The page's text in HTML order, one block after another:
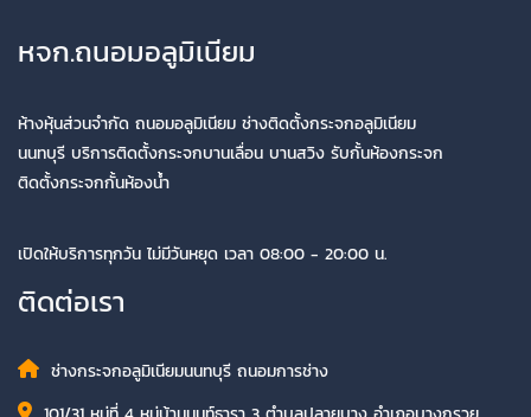
หจก.ถนอมอลูมิเนียม
ห้างหุ้นส่วนจำกัด ถนอมอลูมิเนียม ช่างติดตั้งกระจกอลูมิเนียม
นนทบุรี บริการติดตั้งกระจกบานเลื่อน บานสวิง รับกั้นห้องกระจก
ติดตั้งกระจกกั้นห้องน้ำ
เปิดให้บริการทุกวัน ไม่มีวันหยุด เวลา 08:00 - 20:00 น.
ติดต่อเรา
ช่างกระจกอลูมิเนียมนนทบุรี ถนอมการช่าง